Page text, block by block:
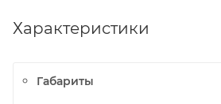
Характеристики
Габариты